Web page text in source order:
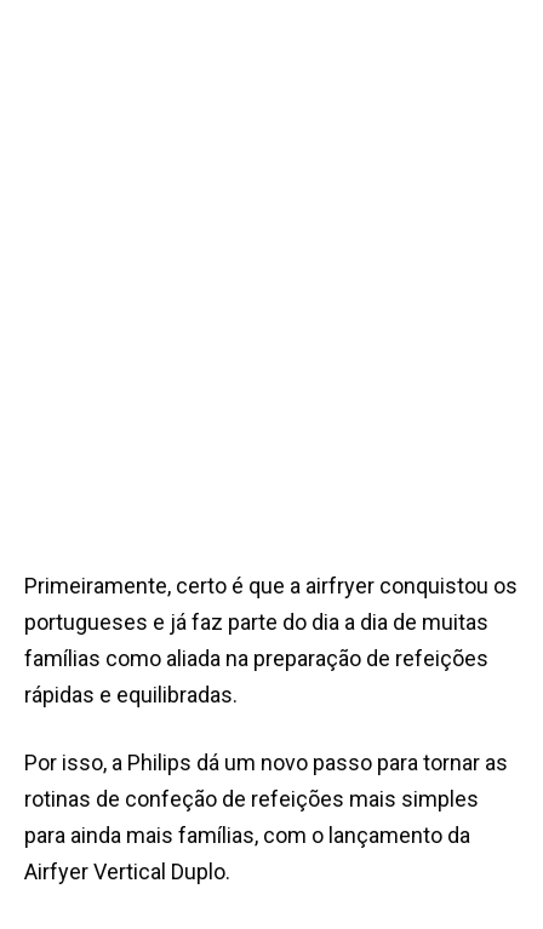
Primeiramente, certo é que a airfryer conquistou os
portugueses e já faz parte do dia a dia de muitas
famílias como aliada na preparação de refeições
rápidas e equilibradas.
Por isso, a Philips dá um novo passo para tornar as
rotinas de confeção de refeições mais simples
para ainda mais famílias, com o lançamento da
Airfyer Vertical Duplo.